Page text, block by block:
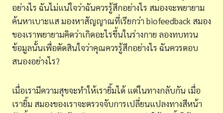
อย่างไร ฉันไม่แน่ใจว่าฉันควรรู้สึกอย่างไร สมองจะพยายาม
ค้นหาเบาะแส มองหาสัญญาณที่เรียกว่า biofeedback สมอง
ของเราพยายามคิดว่าเกิดอะไรขึ้นในร่างกาย ลองทบทวน
ข้อมูลนั้นเพื่อตัดสินใจว่าคุณควรรู้สึกอย่างไร ฉันควรตอบ
สนองอย่างไร?
เมื่อเรามีความสุขจะทำให้เรายิ้มได้ แต่ในทางกลับกัน เมื่อ
เรายิ้ม สมองของเราจะตรวจจับการเปลี่ยนแปลงทางสีหน้า